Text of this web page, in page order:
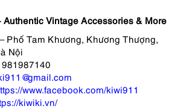
Authentic Vintage Accessories & More
Phố Tam Khương, Khương Thượng,
Nội
www.facebook.com/kiwi911
kiwiki.vn/